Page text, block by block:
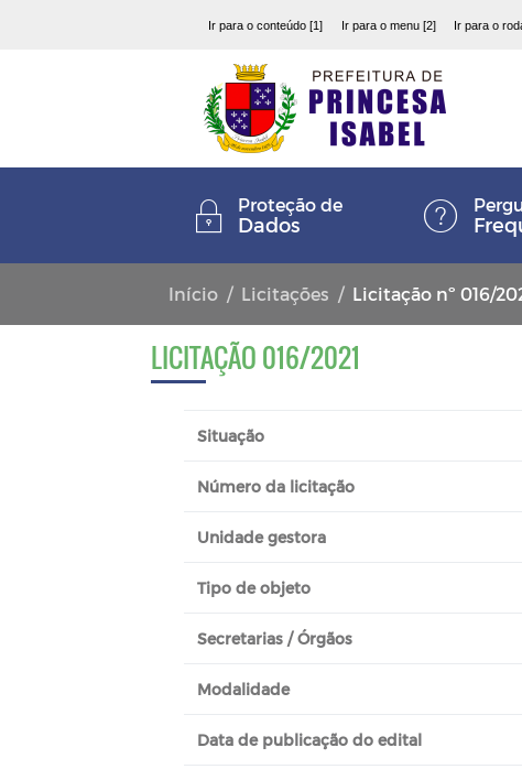
Ir para o conteúdo [1] Ir para o menu [2] Ir para o
Proteção de
Dados
Início Licitações Licitação nº 016/
LICITAÇÃO 016/2021
Situação
Número da licitação
Unidade gestora
Tipo de objeto
Secretarias / Órgãos
Modalidade
Data de publicação do edital